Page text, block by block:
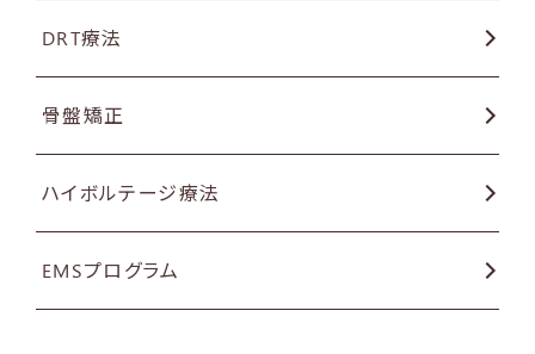
DRT療法
骨盤矯正
ハイボルテージ療法
EMSプログラム